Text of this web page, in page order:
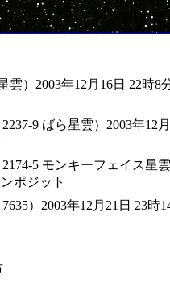
雲）2003年12月16日 22時
2237-9 ばら星雲）2003年12
2174-5 モンキーフェイス星
ポジット
7635）2003年12月21日 23